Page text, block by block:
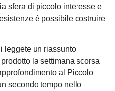
sfera di piccolo interesse e
è possibile costruire
leggete un riassunto
la settimana scorsa
al Piccolo
secondo tempo nello